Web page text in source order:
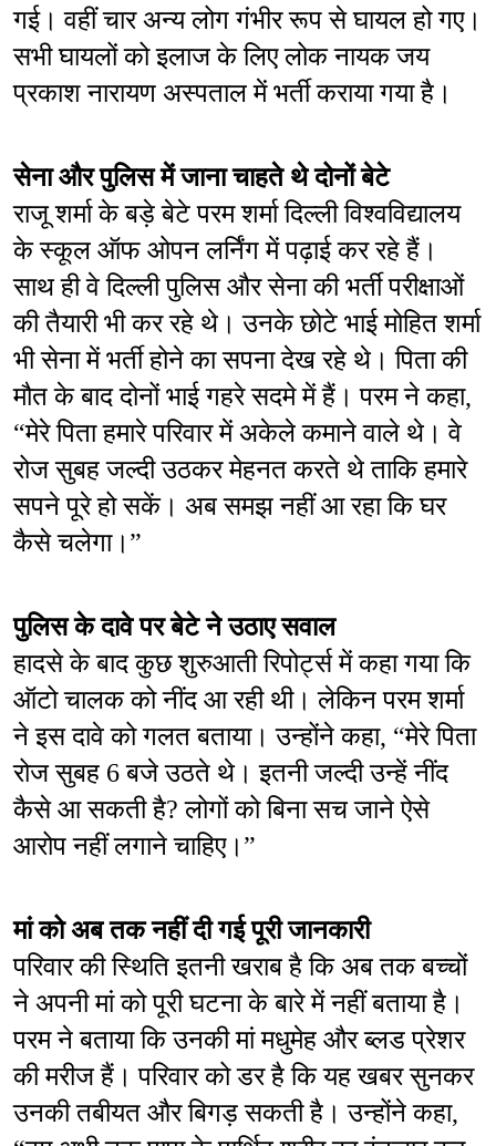
गई। वहीं चार अन्य लोग गंभीर रूप से घायल हो गए।
सभी घायलों को इलाज के लिए लोक नायक जय
प्रकाश नारायण अस्पताल में भर्ती कराया गया है।
सेना और पुलिस में जाना चाहते थे दोनों बेटे
राजू शर्मा के बड़े बेटे परम शर्मा दिल्ली विश्वविद्यालय
के स्कूल ऑफ ओपन लर्निंग में पढ़ाई कर रहे हैं।
साथ ही वे दिल्ली पुलिस और सेना की भर्ती परीक्षाओं
की तैयारी भी कर रहे थे। उनके छोटे भाई मोहित शर्मा
भी सेना में भर्ती होने का सपना देख रहे थे। पिता की
मौत के बाद दोनों भाई गहरे सदमे में हैं। परम ने कहा,
“मेरे पिता हमारे परिवार में अकेले कमाने वाले थे। वे
रोज सुबह जल्दी उठकर मेहनत करते थे ताकि हमारे
सपने पूरे हो सकें। अब समझ नहीं आ रहा कि घर
कैसे चलेगा।”
पुलिस के दावे पर बेटे ने उठाए सवाल
हादसे के बाद कुछ शुरुआती रिपोर्ट्स में कहा गया कि
ऑटो चालक को नींद आ रही थी। लेकिन परम शर्मा
ने इस दावे को गलत बताया। उन्होंने कहा, “मेरे पिता
रोज सुबह 6 बजे उठते थे। इतनी जल्दी उन्हें नींद
कैसे आ सकती है? लोगों को बिना सच जाने ऐसे
आरोप नहीं लगाने चाहिए।”
मां को अब तक नहीं दी गई पूरी जानकारी
परिवार की स्थिति इतनी खराब है कि अब तक बच्चों
ने अपनी मां को पूरी घटना के बारे में नहीं बताया है।
परम ने बताया कि उनकी मां मधुमेह और ब्लड प्रेशर
की मरीज हैं। परिवार को डर है कि यह खबर सुनकर
उनकी तबीयत और बिगड़ सकती है। उन्होंने कहा,